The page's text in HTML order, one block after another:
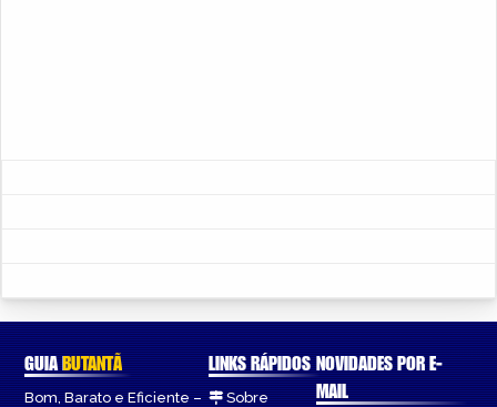
GUIABUTANTÃ
Bom, Barato e Eficiente –
LINKS RÁPIDOS
Sobre
NOVIDADES POR E-
MAIL